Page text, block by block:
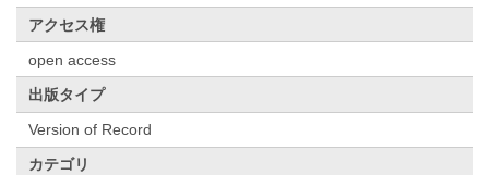
アクセス権
open access
出版タイプ
Version of Record
カテゴリ